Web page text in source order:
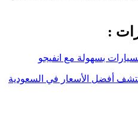
:
بسهولة مع انفيجو
أفضل الأسعار في السعودية